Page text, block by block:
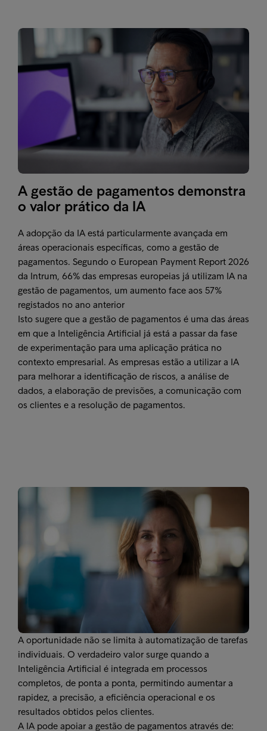
A gestão de pagamentos demonstra
o valor prático da IA
A adopção da IA está particularmente avançada em
áreas operacionais específicas, como a gestão de
pagamentos. Segundo o European Payment Report 2026
da Intrum, 66% das empresas europeias já utilizam IA na
gestão de pagamentos, um aumento face aos 57%
registados no ano anterior
Isto sugere que a gestão de pagamentos é uma das áreas
em que a Inteligência Artificial já está a passar da fase
de experimentação para uma aplicação prática no
contexto empresarial. As empresas estão a utilizar a IA
para melhorar a identificação de riscos, a análise de
dados, a elaboração de previsões, a comunicação com
os clientes e a resolução de pagamentos.
A oportunidade não se limita à automatização de tarefas
individuais. O verdadeiro valor surge quando a
Inteligência Artificial é integrada em processos
completos, de ponta a ponta, permitindo aumentar a
rapidez, a precisão, a eficiência operacional e os
resultados obtidos pelos clientes.
A IA pode apoiar a gestão de pagamentos através de: